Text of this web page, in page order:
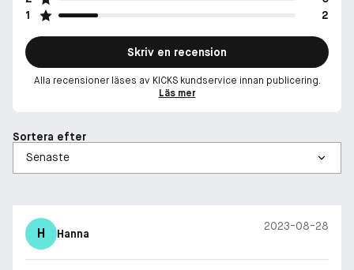
1
2
Skriv en recension
Alla recensioner läses av KICKS kundservice innan publicering.
Läs mer
Sortera efter
H Hanna
2023-08-28